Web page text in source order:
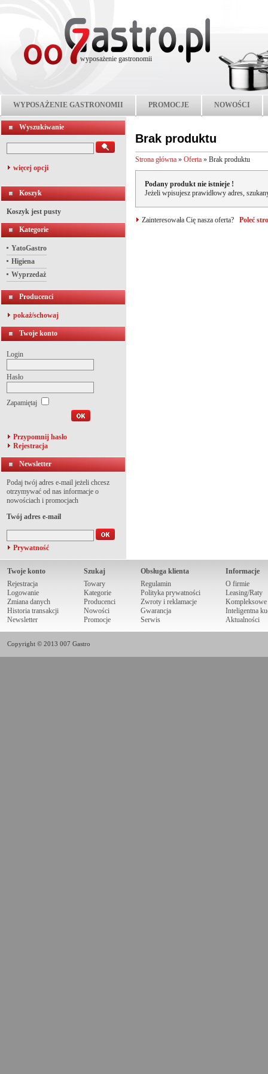
wyposażenie gastronomii
WYPOSAŻENIE GASTRONOMII PROMOCJE NOWOŚCI
Wyszukiwanie
więcej opcji
Koszyk
Koszyk jest pusty
Kategorie
YatoGastro
Higiena
Wyprzedaż
Producenci
pokaż/schowaj
Twoje konto
Login
Hasło
Zapamiętaj
Przypomnij hasło
Rejestracja
Newsletter
Podaj twój adres e-mail jeżeli chcesz
otrzymywać od nas informacje o
nowościach i promocjach
Twój adres e-mail
Prywatność
Brak produktu
Strona główna » Oferta » Brak produktu
Podany produkt nie istnieje !
Jeżeli wpisujesz prawidłowy adres,
Zainteresowała Cię nasza oferta? Poleć
Twoje konto
Rejestracja
Logowanie
Zmiana danych
Historia transakcji
Newsletter
Szukaj
Towary
Kategorie
Producenci
Nowości
Promocje
Obsługa klienta
Regulamin
Polityka prywatności
Zwroty i reklamacje
Gwarancja
Serwis
Informacje
O firmie
Leasing/Raty
Kompleksowe
Inteligentna
Aktualności
Copyright © 2013 007 Gastro